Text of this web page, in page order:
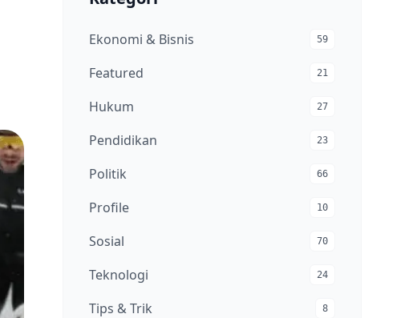
Ekonomi & Bisnis 59
Featured 21
Hukum 27
Pendidikan 23
Politik 66
Profile 10
Sosial 70
Teknologi 24
Tips & Trik 8